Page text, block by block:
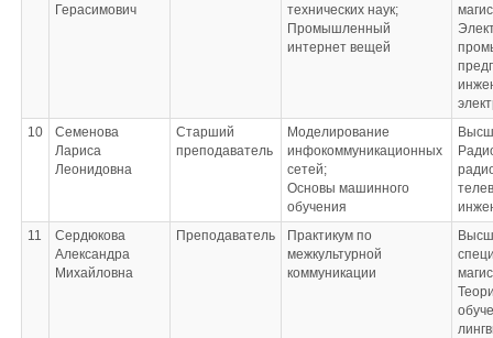
Герасимович
технических наук;
Промышленный
интернет вещей
10
Семенова
Лариса
Леонидовна
Старший
преподаватель
Моделирование
инфокоммуникационных
сетей;
Основы машинного
обучения
11
Сердюкова
Александра
Михайловна
Преподаватель
Практикум по
межкультурной
коммуникации